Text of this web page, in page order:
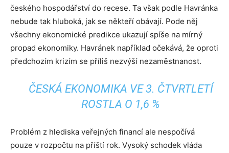
českého hospodářství do recese. Ta však podle Havránka
nebude tak hluboká, jak se někteří obávají. Pode něj
všechny ekonomické predikce ukazují spíše na mírný
propad ekonomiky. Havránek například očekává, že oproti
předchozím krizím se příliš nezvýší nezaměstnanost.
ČESKÁ EKONOMIKA VE 3. ČTVRTLETÍ
ROSTLA O 1,6 %
Problém z hlediska veřejných financí ale nespočívá
pouze v rozpočtu na příští rok. Vysoký schodek vláda